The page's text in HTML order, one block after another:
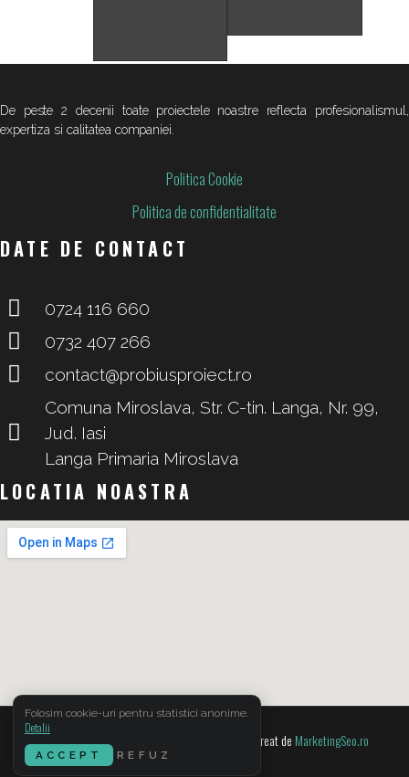
De peste 2 decenii toate proiectele noastre reflecta profesionalismul,
expertiza si calitatea companiei.
Politica Cookie
Politica de confidentialitate
DATE DE CONTACT
0724 116 660
0732 407 266
contact@probiusproiect.ro
Comuna Miroslava, Str. C-tin. Langa, Nr. 99,
Jud. Iasi
Langa Primaria Miroslava
LOCATIA NOASTRA
© Copyright 2022. Toate drepturile rezervate. Creat de MarketingSeo.ro
Folosim cookie-uri pentru statistici anonime.
Detalii
ACCEPT REFUZ